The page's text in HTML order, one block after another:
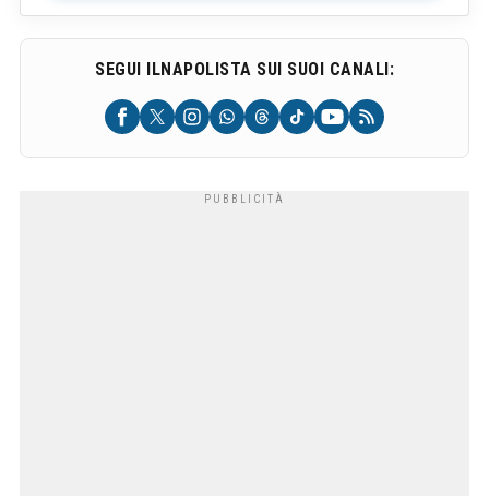
SEGUI ILNAPOLISTA SUI SUOI CANALI: